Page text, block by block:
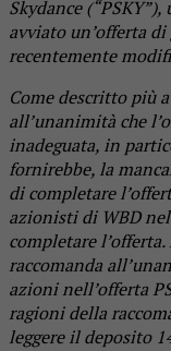
Skydance
avviato un’offerta
recentemente
Come descritto più
all’unanimità che
inadeguata, in
fornirebbe, la
di completare
azionisti di WBD
completare
raccomanda
azioni nell’offerta
ragioni della
leggere il deposito